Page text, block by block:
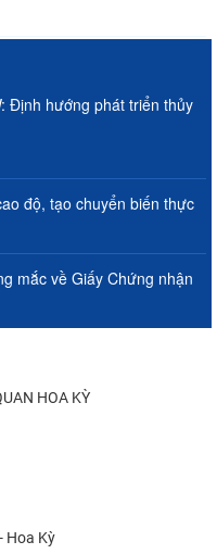
giá cá rô phi Trung
surimi hồi nhịp, sức ép
thế giới ngày 3/8/2026
Định hướng phát triển thủy
độ, tạo chuyển biến thực
mắc về Giấy Chứng nhận
HOA KỲ
Hoa Kỳ